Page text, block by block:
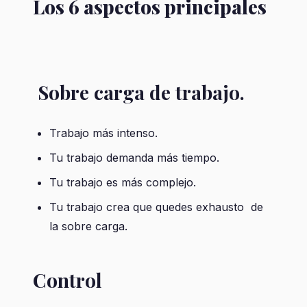
Los 6 aspectos principales
Sobre carga de trabajo.
Trabajo más intenso.
Tu trabajo demanda más tiempo.
Tu trabajo es más complejo.
Tu trabajo crea que quedes exhausto de
la sobre carga.
Control